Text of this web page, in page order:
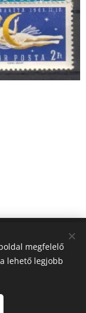
megfelelő
lehető legjobb